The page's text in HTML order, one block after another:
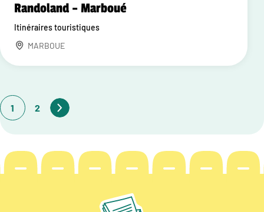
Randoland – Marboué
Itinéraires touristiques
MARBOUE
1 2